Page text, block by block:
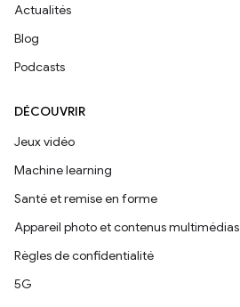
Actualités
Blog
Podcasts
DÉCOUVRIR
Jeux vidéo
Machine learning
Santé et remise en forme
Appareil photo et contenus multimédias
Règles de confidentialité
5G